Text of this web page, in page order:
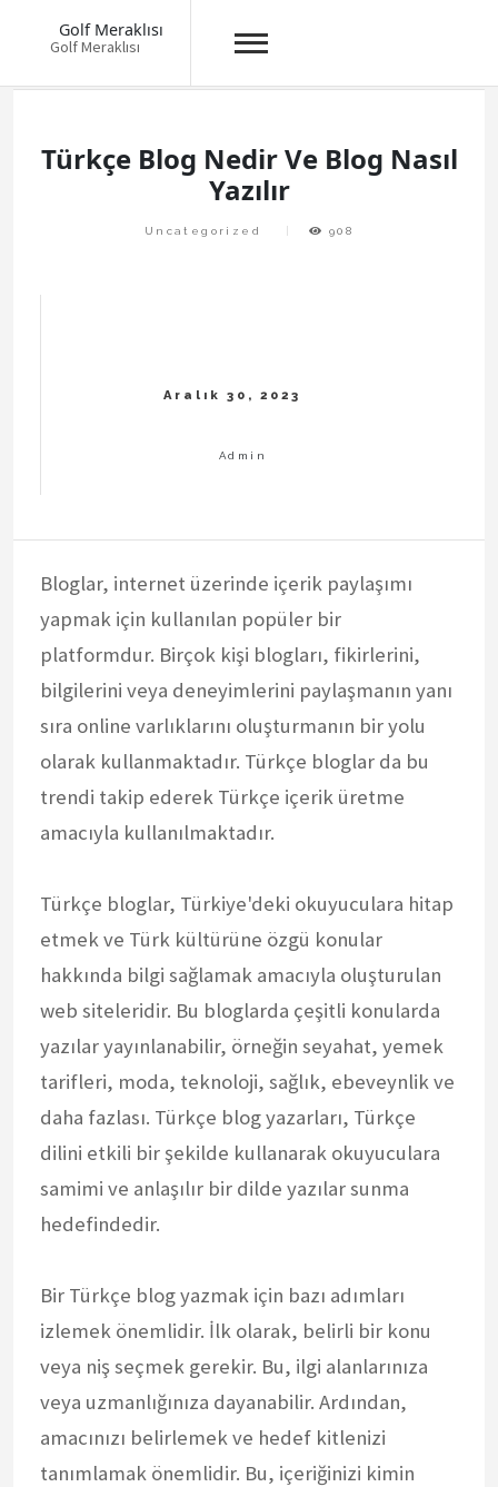
Golf Meraklısı
Golf Meraklısı
Türkçe Blog Nedir Ve Blog Nasıl
Yazılır
Uncategorized 908
Bloglar, internet üzerinde içerik paylaşımı
yapmak için kullanılan popüler bir
platformdur. Birçok kişi blogları, fikirlerini,
bilgilerini veya deneyimlerini paylaşmanın yanı
sıra online varlıklarını oluşturmanın bir yolu
olarak kullanmaktadır. Türkçe bloglar da bu
trendi takip ederek Türkçe içerik üretme
amacıyla kullanılmaktadır.
Türkçe bloglar, Türkiye'deki okuyuculara hitap
etmek ve Türk kültürüne özgü konular
hakkında bilgi sağlamak amacıyla oluşturulan
web siteleridir. Bu bloglarda çeşitli konularda
yazılar yayınlanabilir, örneğin seyahat, yemek
tarifleri, moda, teknoloji, sağlık, ebeveynlik ve
daha fazlası. Türkçe blog yazarları, Türkçe
dilini etkili bir şekilde kullanarak okuyuculara
samimi ve anlaşılır bir dilde yazılar sunma
hedefindedir.
Bir Türkçe blog yazmak için bazı adımları
izlemek önemlidir. İlk olarak, belirli bir konu
veya niş seçmek gerekir. Bu, ilgi alanlarınıza
veya uzmanlığınıza dayanabilir. Ardından,
amacınızı belirlemek ve hedef kitlenizi
tanımlamak önemlidir. Bu, içeriğinizi kimin